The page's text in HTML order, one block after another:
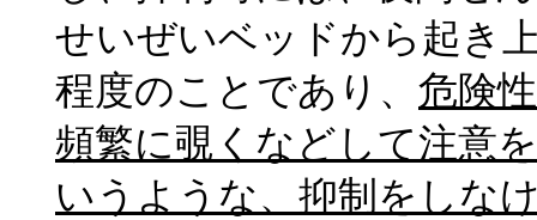
せいぜいベッドから起き
程度のことであり、 危険
頻繁に覗くなどして注意
いうような、抑制をしな